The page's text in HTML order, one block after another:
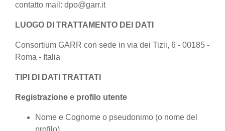
contatto mail: dpo@garr.it
LUOGO DI TRATTAMENTO DEI DATI
Consortium GARR con sede in via dei Tizii, 6 - 00185 -
Roma - Italia
TIPI DI DATI TRATTATI
Registrazione e profilo utente
Nome e Cognome o pseudonimo (o nome del
profilo)